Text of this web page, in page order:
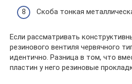
Скоба тонкая
Если рассматривать
резинового вентиля червячного
идентично. Разница в том, что
пластин у него резиновые